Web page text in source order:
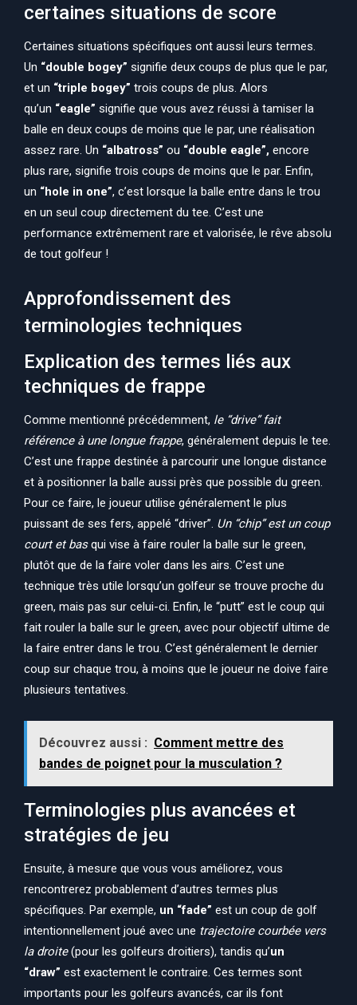
certaines situations de score
Certaines situations spécifiques ont aussi leurs termes.
Un “double bogey” signifie deux coups de plus que le par,
et un “triple bogey” trois coups de plus. Alors
qu’un “eagle” signifie que vous avez réussi à tamiser la
balle en deux coups de moins que le par, une réalisation
assez rare. Un “albatross” ou “double eagle”, encore
plus rare, signifie trois coups de moins que le par. Enfin,
un “hole in one”, c’est lorsque la balle entre dans le trou
en un seul coup directement du tee. C’est une
performance extrêmement rare et valorisée, le rêve absolu
de tout golfeur !
Approfondissement des
terminologies techniques
Explication des termes liés aux
techniques de frappe
Comme mentionné précédemment, le “drive” fait
référence à une longue frappe, généralement depuis le tee.
C’est une frappe destinée à parcourir une longue distance
et à positionner la balle aussi près que possible du green.
Pour ce faire, le joueur utilise généralement le plus
puissant de ses fers, appelé “driver”. Un “chip” est un coup
court et basqui vise à faire rouler la balle sur le green,
plutôt que de la faire voler dans les airs. C’est une
technique très utile lorsqu’un golfeur se trouve proche du
green, mais pas sur celui-ci. Enfin, le “putt” est le coup qui
fait rouler la balle sur le green, avec pour objectif ultime de
la faire entrer dans le trou. C’est généralement le dernier
coup sur chaque trou, à moins que le joueur ne doive faire
plusieurs tentatives.
Découvrez aussi : Comment mettre des
bandes de poignet pour la musculation ?
Terminologies plus avancées et
stratégies de jeu
Ensuite, à mesure que vous vous améliorez, vous
rencontrerez probablement d’autres termes plus
spécifiques. Par exemple, un “fade” est un coup de golf
intentionnellement joué avec une trajectoire courbée vers
la droite(pour les golfeurs droitiers), tandis qu’un
“draw” est exactement le contraire. Ces termes sont
importants pour les golfeurs avancés, car ils font